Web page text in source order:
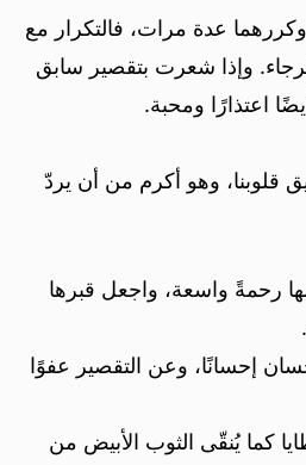
وكررهما عدة مرات، فالتكرار مع
وإذا شعرت بتقصير سابق
اعتذارًا ومحبة.
قلوبنا، وهو أكرم من أن يردّ
رحمةً واسعة، واجعل قبرها
إحسانًا، وعن التقصير عفوًا
كما يُنقّى الثوب الأبيض من